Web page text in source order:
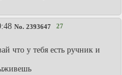
No. 2393647 27
что у тебя есть ручник и